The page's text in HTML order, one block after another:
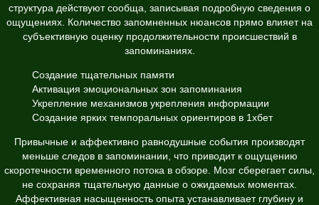
структура действуют сообща, записывая подробную сведения о
ощущениях. Количество запомненных нюансов прямо влияет на
субъективную оценку продолжительности происшествий в
запоминаниях.
Создание тщательных памяти
Активация эмоциональных зон запоминания
Укрепление механизмов укрепления информации
Создание ярких темпоральных ориентиров в 1хбет
Привычные и аффективно равнодушные события производят
меньше следов в запоминании, что приводит к ощущению
скоротечности временного потока в обзоре. Мозг сберегает силы,
не сохраняя тщательную данные о ожидаемых моментах.
Аффективная насыщенность опыта устанавливает глубину и